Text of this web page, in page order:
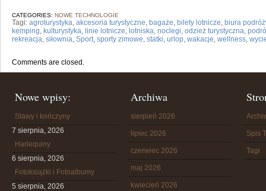
CATEGORIES: NOWE TECHNOLOGIE
Tagi: agroturystyka, akcesoria turystyczne, bagaże, bilety lotnicze, biura
kemping, kulturystyka, linie lotnicze, lotniska, noclegi, odzież turystyczna,
rekreacja, siłownia, Sport, sporty zimowe, statki, urlop, wakacje, wellness,
Comments are closed.
Nowe wpisy:
Stawy i kończyny
7 sierpnia, 2026
Harlequiny
6 sierpnia, 2026
Fotoksiążki i Fotoalbumy
5 sierpnia, 2026
Archiwa
sierpień 2026
lipiec 2026
czerwiec 2026
maj 2026
kwiecień 2026
Spis
Tagi